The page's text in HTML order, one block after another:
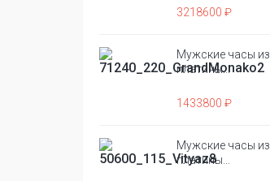
3218600 ₽
Мужские часы из
платины...
1433800 ₽
Мужские часы из
платины...